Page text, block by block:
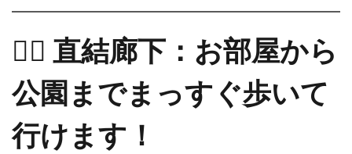
🚶‍♀️ 直結廊下：お部屋から
公園までまっすぐ歩いて
行けます！